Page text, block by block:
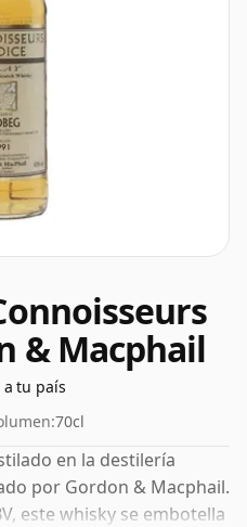
& Macphail
a tu país
70cl
en la destilería
por Gordon & Macphail.
este whisky se embotella